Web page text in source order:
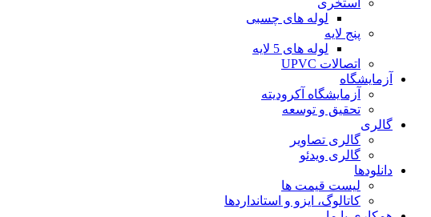
استخری
لوله های چسبی
پنج لایه
لوله های 5 لایه
اتصالات UPVC
آزمایشگاه
آزمایشگاه آکرودیته
تحقیق و توسعه
گالری
گالری تصاویر
گالری ویدئو
دانلودها
لیست قیمت ها
کاتالوگ، ایزو و استانداردها